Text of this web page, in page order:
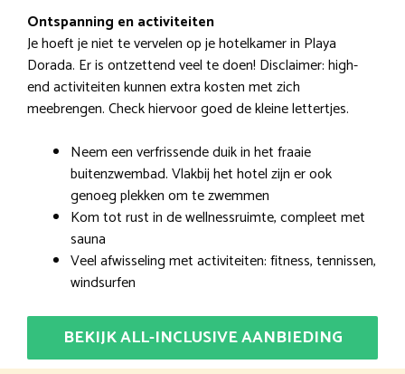
Ontspanning en activiteiten
Je hoeft je niet te vervelen op je hotelkamer in Playa
Dorada. Er is ontzettend veel te doen! Disclaimer: high-
end activiteiten kunnen extra kosten met zich
meebrengen. Check hiervoor goed de kleine lettertjes.
Neem een verfrissende duik in het fraaie
buitenzwembad. Vlakbij het hotel zijn er ook
genoeg plekken om te zwemmen
Kom tot rust in de wellnessruimte, compleet met
sauna
Veel afwisseling met activiteiten: fitness, tennissen,
windsurfen
BEKIJK ALL-INCLUSIVE AANBIEDING